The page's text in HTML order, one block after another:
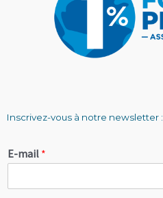
Inscrivez-vous à notre newsletter :
E-mail *